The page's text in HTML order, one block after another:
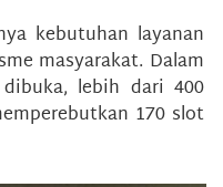
kebutuhan layanan
masyarakat. Dalam
lebih dari 400
170 slot